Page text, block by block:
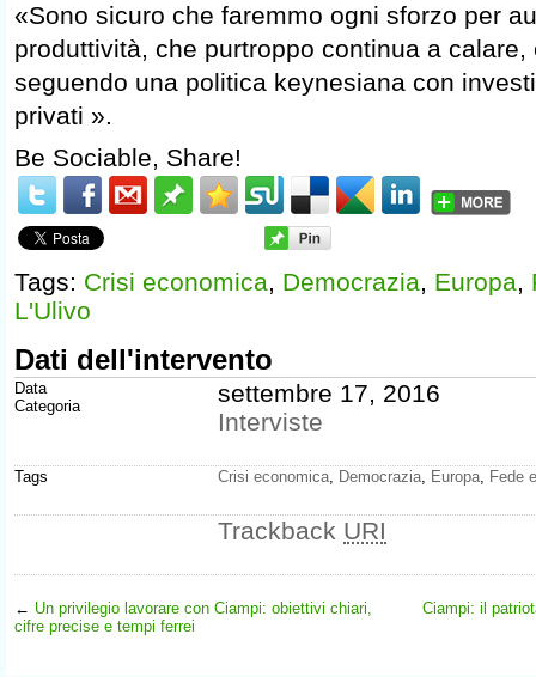
«Sono sicuro che faremmo ogni sforzo per
produttività, che purtroppo continua a calare,
seguendo una politica keynesiana con
privati ».
Be Sociable, Share!
Tags: Crisi economica, Democrazia, Europa,
L'Ulivo
Dati dell'intervento
Data
Categoria
settembre 17, 2016
Interviste
Tags Crisi economica, Democrazia, Europa, Fede
Trackback URI
← Un privilegio lavorare con Ciampi: obiettivi chiari,
cifre precise e tempi ferrei
Ciampi: il